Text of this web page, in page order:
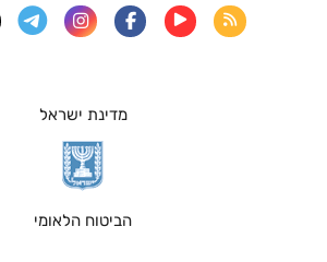
מדינת ישראל
הביטוח הלאומי